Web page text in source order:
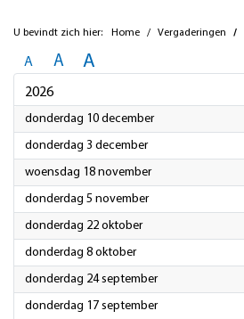
U bevindt zich hier: Home Vergaderingen
A A A
2026
donderdag 10 december2026
donderdag 3 december2026
woensdag 18 november2026
donderdag 5 november2026
donderdag 22 oktober2026
donderdag 8 oktober2026
donderdag 24 september2026
donderdag 17 september2026